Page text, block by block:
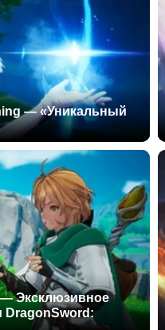
— «Уникальный
— Эксклюзивное
DragonSword: